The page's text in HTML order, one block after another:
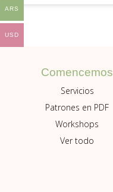
Comencemos
Servicios
Patrones en PDF
Workshops
Ver todo
ARS
USD